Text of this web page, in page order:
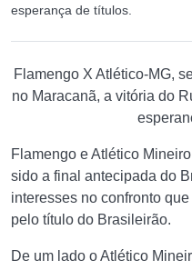
esperança de títulos.
Flamengo X Atlético-MG,
no Maracanã, a vitória do
Flamengo e Atlético
sido a final antecipada do
interesses no confronto
pelo título do Brasileirão.
De um lado o Atlético